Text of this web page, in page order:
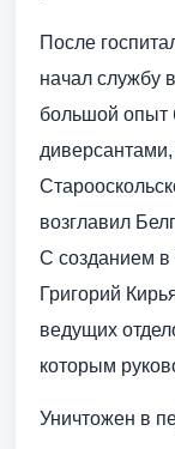
После
начал службу
большой опыт
возглавил
С созданием в
Григорий
ведущих
которым
Уничтожен в